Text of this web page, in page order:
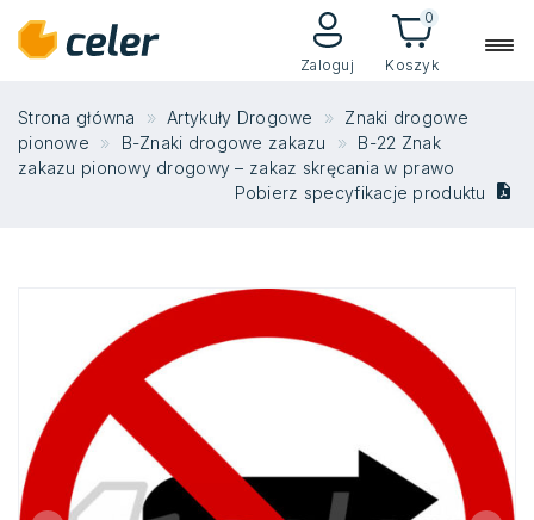
Zaloguj Koszyk
0
Strona główna Artykuły Drogowe
Znaki drogowe
pionowe
B-Znaki drogowe zakazu
B-22 Znak
zakazu pionowy drogowy – zakaz skręcania w prawo
Pobierz specyfikacje produktu